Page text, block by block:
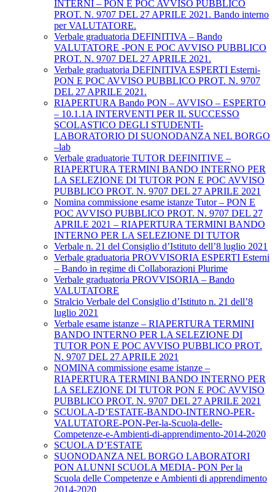
INTERNI – PON E POC AVVISO PUBBLICO
PROT. N. 9707 DEL 27 APRILE 2021. Bando interno
per VALUTATORE.
Verbale graduatoria DEFINITIVA – Bando
VALUTATORE -PON E POC AVVISO PUBBLICO
PROT. N. 9707 DEL 27 APRILE 2021.
Verbale graduatoria DEFINITIVA ESPERTI Esterni-
PON E POC AVVISO PUBBLICO PROT. N. 9707
DEL 27 APRILE 2021.
RIAPERTURA Bando PON – AVVISO – ESPERTO
– 10.1.1A INTERVENTI PER IL SUCCESSO
SCOLASTICO DEGLI STUDENTI-
LABORATORIO DI SUONODANZA NEL BORGO
–lab
Verbale graduatorie TUTOR DEFINITIVE –
RIAPERTURA TERMINI BANDO INTERNO PER
LA SELEZIONE DI TUTOR PON E POC AVVISO
PUBBLICO PROT. N. 9707 DEL 27 APRILE 2021
Nomina commissione esame istanze Tutor – PON E
POC AVVISO PUBBLICO PROT. N. 9707 DEL 27
APRILE 2021 – RIAPERTURA TERMINI BANDO
INTERNO PER LA SELEZIONE DI TUTOR
Verbale n. 21 del Consiglio d’Istituto dell’8 luglio 2021
Verbale graduatoria PROVVISORIA ESPERTI Esterni
– Bando in regime di Collaborazioni Plurime
Verbale graduatoria PROVVISORIA – Bando
VALUTATORE
Stralcio Verbale del Consiglio d’Istituto n. 21 dell’8
luglio 2021
Verbale esame istanze – RIAPERTURA TERMINI
BANDO INTERNO PER LA SELEZIONE DI
TUTOR PON E POC AVVISO PUBBLICO PROT.
N. 9707 DEL 27 APRILE 2021
NOMINA commissione esame istanze –
RIAPERTURA TERMINI BANDO INTERNO PER
LA SELEZIONE DI TUTOR PON E POC AVVISO
PUBBLICO PROT. N. 9707 DEL 27 APRILE 2021
SCUOLA-D’ESTATE-BANDO-INTERNO-PER-
VALUTATORE-PON-Per-la-Scuola-delle-
Competenze-e-Ambienti-di-apprendimento-2014-2020
SCUOLA D’ESTATE
SUONODANZA NEL BORGO LABORATORI
PON ALUNNI SCUOLA MEDIA- PON Per la
Scuola delle Competenze e Ambienti di apprendimento
2014-2020